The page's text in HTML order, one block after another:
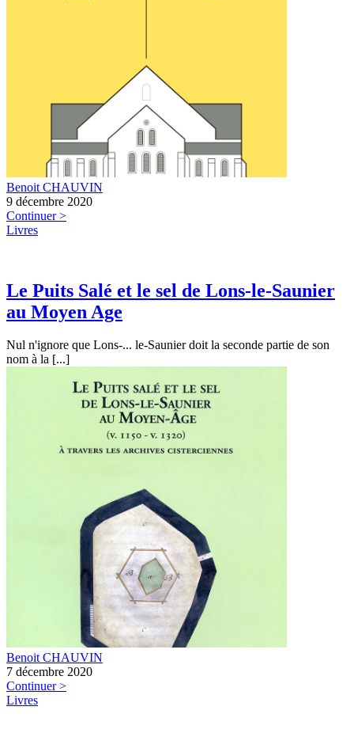
Benoit CHAUVIN
9 décembre 2020
Continuer >
Livres
Le Puits Salé et le sel de Lons-le-Saunier
au Moyen Age
Nul n'ignore que Lons-... le-Saunier doit la seconde partie de son
nom à la [...]
Benoit CHAUVIN
7 décembre 2020
Continuer >
Livres